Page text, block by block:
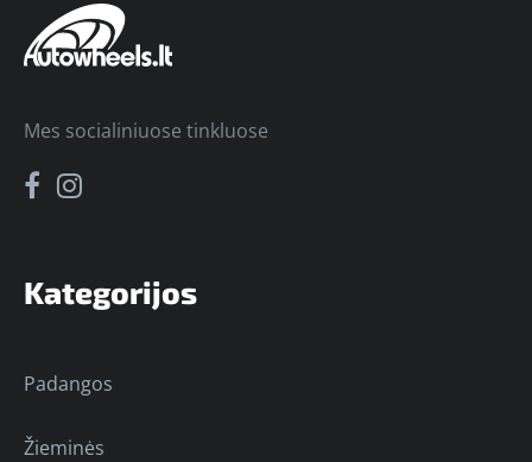
Kategorijos
Padangos
Žieminės
Mes socialiniuose tinkluose